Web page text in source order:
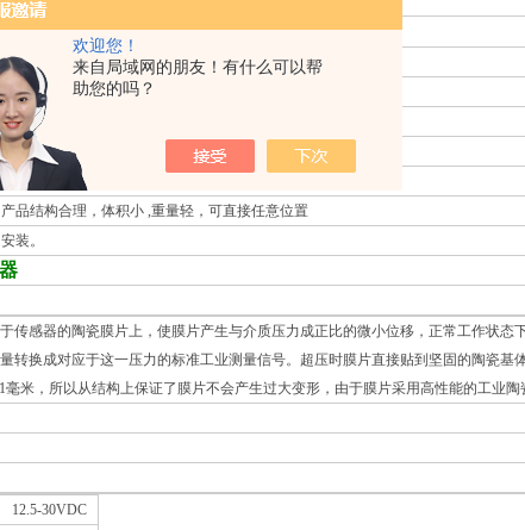
欢迎您！
来自局域网的朋友！有什么可以帮
助您的吗？
主要特点
可达量程的数倍到数百倍。
0.1％满量程。
型号，多种过程连接形式，多种制作
测量中的各种介质。
理，体积小 ,重量轻，可直接任意位置
感器的陶瓷膜片上，使膜片产生与介质压力成正比的微小位移，正常工作状态
转换成对应于这一压力的标准工业测量信号。超压时膜片直接贴到坚固的陶瓷基
毫米，所以从结构上保证了膜片不会产生过大变形，由于膜片采用高性能的工业陶
30VDC